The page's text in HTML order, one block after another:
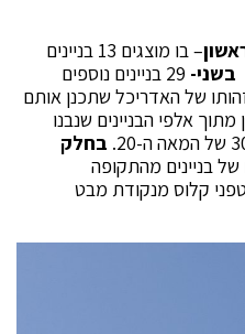
– בו מוצגים 13 בניינים
בשני-
29 בניינים נוספים
של האדריכל שתכנן אותם
אלפי הבניינים שנבנו
בחלק
של בניינים מהתקופה
קלוס מנקודת מבט